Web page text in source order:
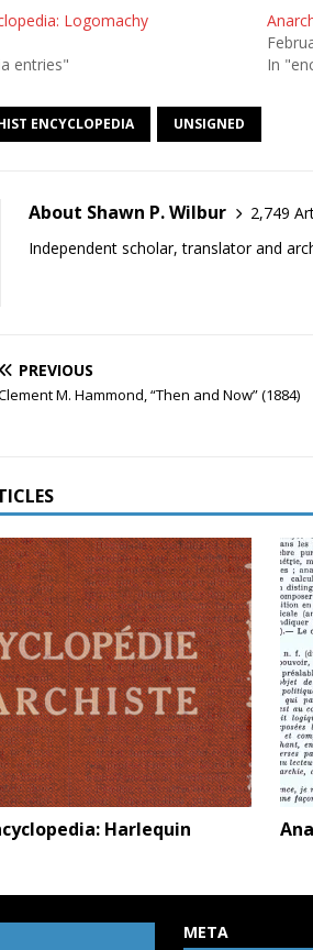
Logomachy
entries"
In
ENCYCLOPEDIA UNSIGNED
About Shawn P. Wilbur
2,749
Independent scholar, translator and
PREVIOUS
M. Hammond, “Then and Now” (1884)
Harlequin
META